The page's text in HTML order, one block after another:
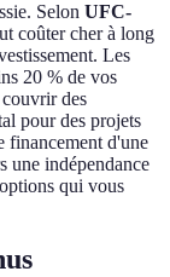
Selon UFC-
coûter cher à long
Les
20 % de vos
des
pour des projets
financement d'une
une indépendance
qui vous